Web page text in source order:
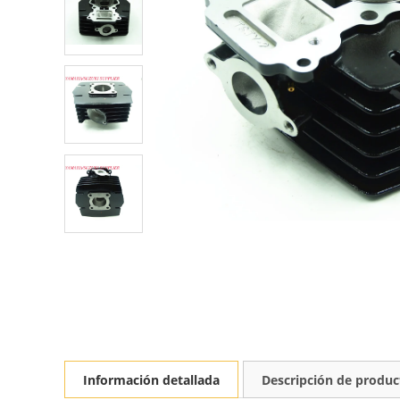
Información detallada Descripción de